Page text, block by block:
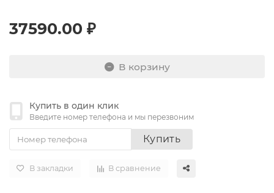
37590.00 ₽
В корзину
Купить в один клик
Введите номер телефона и мы перезвоним
Купить
В закладки В сравнение